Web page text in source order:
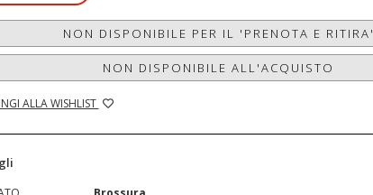
NON DISPONIBILE PER IL 'PRENOTA E RITIRA'
NON DISPONIBILE ALL'ACQUISTO
ALLA WISHLIST